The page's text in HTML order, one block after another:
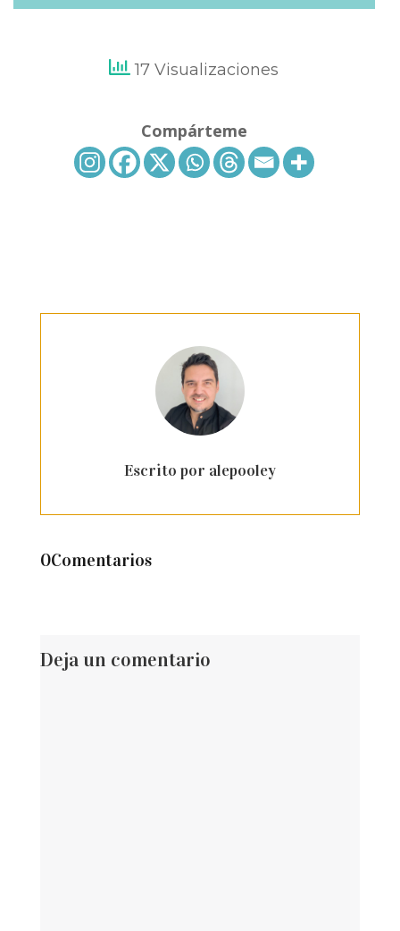
17 Visualizaciones
Compárteme
Escrito por alepooley
0Comentarios
Deja un comentario